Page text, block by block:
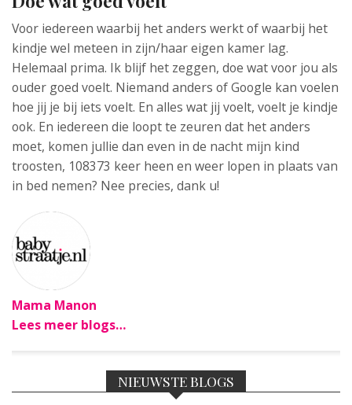
Voor iedereen waarbij het anders werkt of waarbij het
kindje wel meteen in zijn/haar eigen kamer lag.
Helemaal prima. Ik blijf het zeggen, doe wat voor jou als
ouder goed voelt. Niemand anders of Google kan voelen
hoe jij je bij iets voelt. En alles wat jij voelt, voelt je kindje
ook. En iedereen die loopt te zeuren dat het anders
moet, komen jullie dan even in de nacht mijn kind
troosten, 108373 keer heen en weer lopen in plaats van
in bed nemen? Nee precies, dank u!
Mama Manon
Lees meer blogs…
NIEUWSTE BLOGS